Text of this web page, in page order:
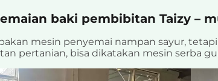
baki pembibitan Taizy –
mesin penyemai nampan sayur,
pertanian, bisa dikatakan mesin serba